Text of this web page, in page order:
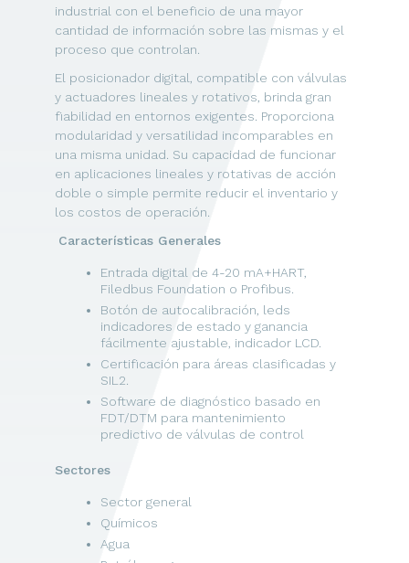
industrial con el beneficio de una mayor
cantidad de información sobre las mismas y el
proceso que controlan.
El posicionador digital, compatible con válvulas
y actuadores lineales y rotativos, brinda gran
fiabilidad en entornos exigentes. Proporciona
modularidad y versatilidad incomparables en
una misma unidad. Su capacidad de funcionar
en aplicaciones lineales y rotativas de acción
doble o simple permite reducir el inventario y
los costos de operación.
Características Generales
Entrada digital de 4-20 mA+HART,
Filedbus Foundation o Profibus.
Botón de autocalibración, leds
indicadores de estado y ganancia
fácilmente ajustable, indicador LCD.
Certificación para áreas clasificadas y
SIL2.
Software de diagnóstico basado en
FDT/DTM para mantenimiento
predictivo de válvulas de control
Sectores
Sector general
Químicos
Agua